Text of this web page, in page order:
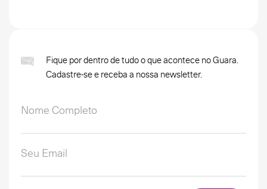
Fique por dentro de tudo o que acontece no Guara.
Cadastre-se e receba a nossa newsletter.